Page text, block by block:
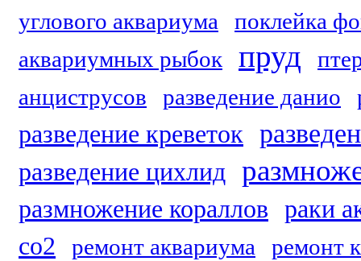
углового аквариума
поклейка
аквариумных рыбок
пруд
анциструсов
разведение данио
разведение креветок
разведение цихлид
размножение кораллов раки
co2
ремонт аквариума ремонт